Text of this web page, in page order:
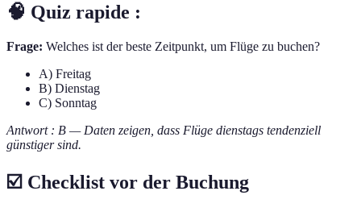
🧠 Quiz rapide :
Frage: Welches ist der beste Zeitpunkt, um Flüge zu buchen?
A) Freitag
B) Dienstag
C) Sonntag
Antwort : B — Daten zeigen, dass Flüge dienstags tendenziell
günstiger sind.
☑️ Checklist vor der Buchung